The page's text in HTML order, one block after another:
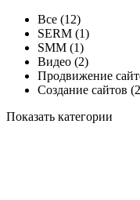
Все (12)
SERM (1)
SMM (1)
Видео (2)
Продвижение
Создание сайтов
Показать категории